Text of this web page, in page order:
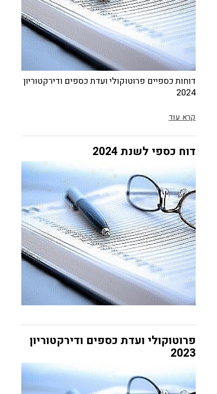
דוחות כספיים פרוטוקולי ועדת כספים ודירקטוריון
2024
קרא עוד
דוח כספי לשנת 2024
פרוטוקולי ועדת כספים ודירקטוריון
2023